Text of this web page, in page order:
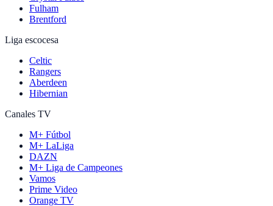
Fulham
Brentford
Liga escocesa
Celtic
Rangers
Aberdeen
Hibernian
Canales TV
M+ Fútbol
M+ LaLiga
DAZN
M+ Liga de Campeones
Vamos
Prime Video
Orange TV